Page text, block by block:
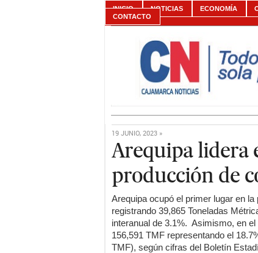
INICIO NOTICIAS ECONOMÍA
CONTACTO
19 JUNIO, 2023 »
Arequipa lidera
producción de
Arequipa ocupó el primer lugar en
registrando 39,865 Toneladas
interanual de 3.1%. Asimismo, en
156,591 TMF representando el
TMF), según cifras del Boletín